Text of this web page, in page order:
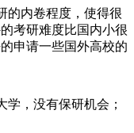
的内卷程度，使得很
考研难度比国内小很
申请一些国外高校的
学，没有保研机会；